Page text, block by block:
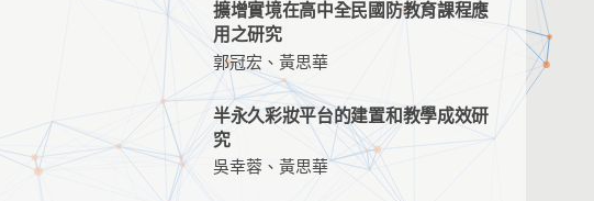
擴增實境在高中全民國防教育課程應
用之研究
郭冠宏、黃思華
半永久彩妝平台的建置和教學成效研
究
吳幸蓉、黃思華